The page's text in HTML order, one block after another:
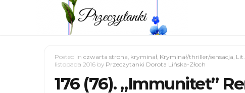
Posted in czwarta strona, kryminał, Kryminał/thriller/sensacja,
listopada 2016 by Przeczytanki Dorota Lińska-Złoch
176 (76). „Immunitet”